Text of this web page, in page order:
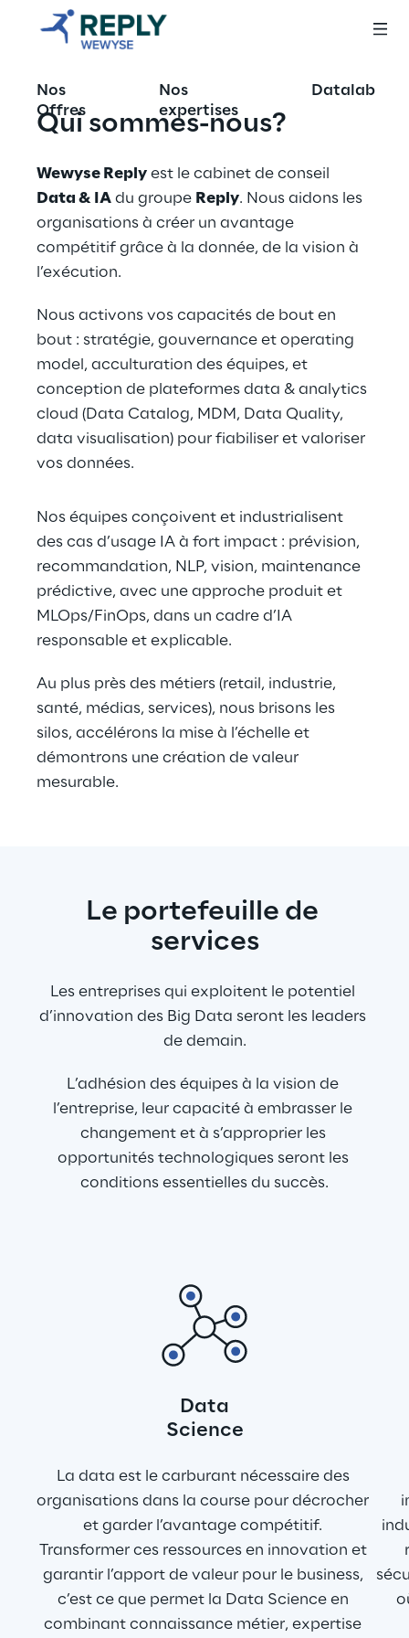
Nos
Offres
Nos
expertises
Datalab
Qui sommes-nous?
Wewyse Reply est le cabinet de conseil
Data & IA du groupe Reply. Nous aidons les
organisations à créer un avantage
compétitif grâce à la donnée, de la vision à
l’exécution.
Nous activons vos capacités de bout en
bout : stratégie, gouvernance et operating
model, acculturation des équipes, et
conception de plateformes data & analytics
cloud (Data Catalog, MDM, Data Quality,
data visualisation) pour fiabiliser et valoriser
vos données.
Nos équipes conçoivent et industrialisent
des cas d’usage IA à fort impact : prévision,
recommandation, NLP, vision, maintenance
prédictive, avec une approche produit et
MLOps/FinOps, dans un cadre d’IA
responsable et explicable.
Au plus près des métiers (retail, industrie,
santé, médias, services), nous brisons les
silos, accélérons la mise à l’échelle et
démontrons une création de valeur
mesurable.
Le portefeuille de
services
Les entreprises qui exploitent le potentiel
d’innovation des Big Data seront les leaders
de demain.
L’adhésion des équipes à la vision de
l’entreprise, leur capacité à embrasser le
changement et à s’approprier les
opportunités technologiques seront les
conditions essentielles du succès.
Data
Science
La data est le carburant nécessaire des
organisations dans la course pour décrocher
et garder l’avantage compétitif.
Transformer ces ressources en innovation et
garantir l’apport de valeur pour le business,
c’est ce que permet la Data Science en
combinant connaissance métier, expertise